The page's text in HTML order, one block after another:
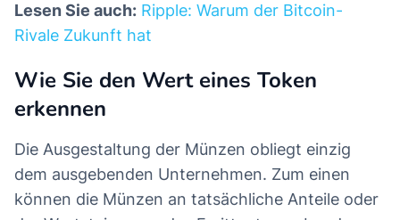
Lesen Sie auch: Ripple: Warum der Bitcoin-
Rivale Zukunft hat
Wie Sie den Wert eines Token
erkennen
Die Ausgestaltung der Münzen obliegt einzig
dem ausgebenden Unternehmen. Zum einen
können die Münzen an tatsächliche Anteile oder